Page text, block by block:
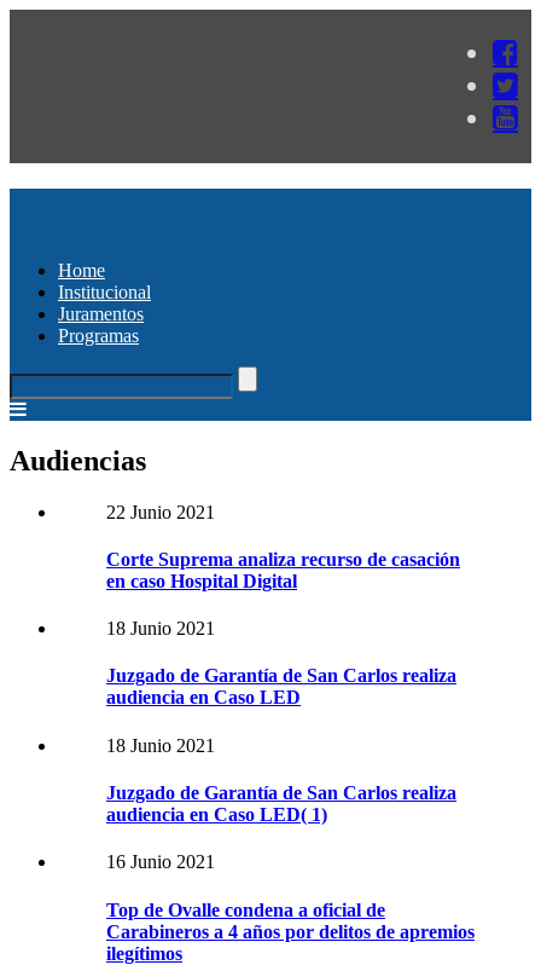
Home
Institucional
Juramentos
Programas
Audiencias
22 Junio 2021
Corte Suprema analiza recurso de casación
en caso Hospital Digital
18 Junio 2021
Juzgado de Garantía de San Carlos realiza
audiencia en Caso LED
18 Junio 2021
Juzgado de Garantía de San Carlos realiza
audiencia en Caso LED( 1)
16 Junio 2021
Top de Ovalle condena a oficial de
Carabineros a 4 años por delitos de apremios
ilegítimos